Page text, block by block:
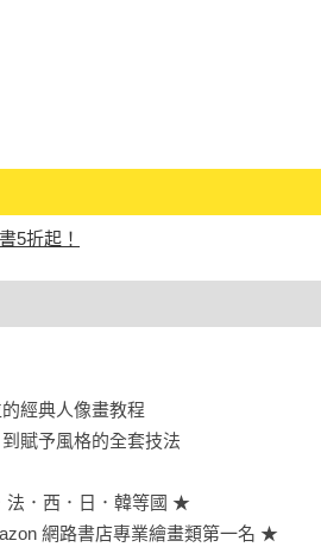
5折起！
經典人像畫教程
賦予風格的全套技法
法．西．日．韓等國 ★
網路書店專業繪畫類第一名 ★